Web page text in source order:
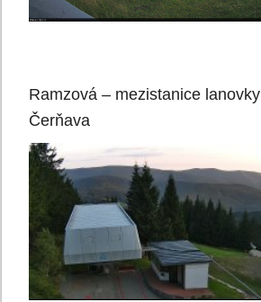
Ramzová – mezistanice lanovky
Čerňava